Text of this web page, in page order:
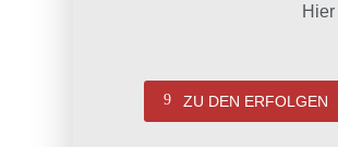
ZU DEN ERFOLGEN